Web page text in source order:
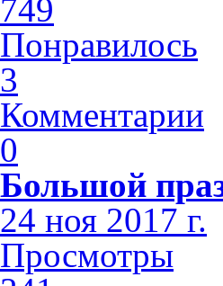
749
Понравилось
3
Комментарии
0
Большой
24 ноя 2017 г.
Просмотры